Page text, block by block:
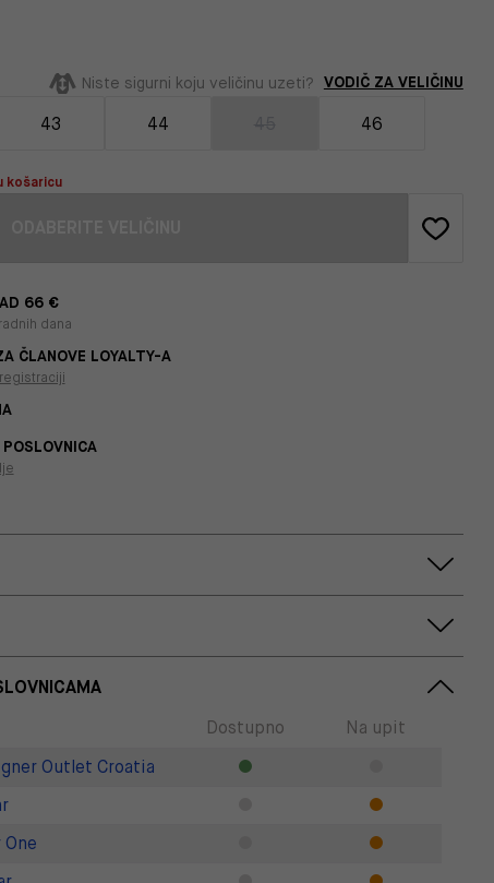
Niste sigurni koju veličinu uzeti? VODIČ ZA VELIČINU
43 44 46
košaricu
66 €
dana
ČLANOVE LOYALTY-A
registraciji
Dostupno
Na upit
Outlet Croatia